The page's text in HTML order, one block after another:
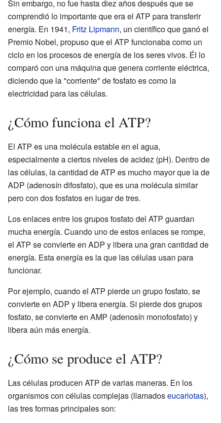
Sin embargo, no fue hasta diez años después que se
comprendió lo importante que era el ATP para transferir
energía. En 1941, Fritz Lipmann, un científico que ganó el
Premio Nobel, propuso que el ATP funcionaba como un
ciclo en los procesos de energía de los seres vivos. Él lo
comparó con una máquina que genera corriente eléctrica,
diciendo que la "corriente" de fosfato es como la
electricidad para las células.
¿Cómo funciona el ATP?
El ATP es una molécula estable en el agua,
especialmente a ciertos niveles de acidez (pH). Dentro de
las células, la cantidad de ATP es mucho mayor que la de
ADP (adenosín difosfato), que es una molécula similar
pero con dos fosfatos en lugar de tres.
Los enlaces entre los grupos fosfato del ATP guardan
mucha energía. Cuando uno de estos enlaces se rompe,
el ATP se convierte en ADP y libera una gran cantidad de
energía. Esta energía es la que las células usan para
funcionar.
Por ejemplo, cuando el ATP pierde un grupo fosfato, se
convierte en ADP y libera energía. Si pierde dos grupos
fosfato, se convierte en AMP (adenosín monofosfato) y
libera aún más energía.
¿Cómo se produce el ATP?
Las células producen ATP de varias maneras. En los
organismos con células complejas (llamadoseucariotas),
las tres formas principales son: